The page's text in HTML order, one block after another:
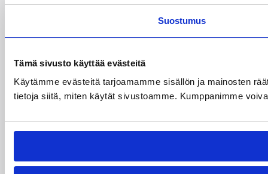
Suostumus
Tämä sivusto käyttää evästeitä
Käytämme evästeitä tarjoamamme sisällön ja mainosten
tietoja siitä, miten käytät sivustoamme. Kumppanimme